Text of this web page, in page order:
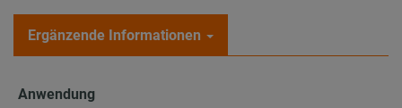
Ergänzende Informationen
Anwendung